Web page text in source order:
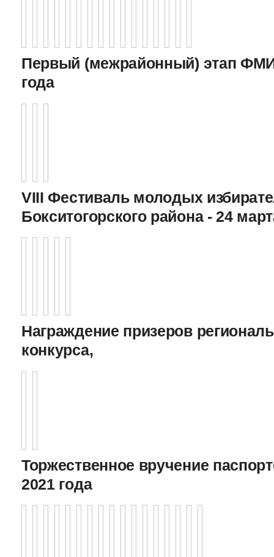
Первый (межрайонный) этап
года
VIII Фестиваль молодых
Бокситогорского района - 24
Награждение призеров
конкурса,
Торжественное вручение
2021 года